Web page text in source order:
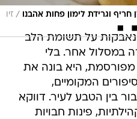
וגרידת לימון פחות אהבנו / זיו
על תשומת הלב
במסלול אחר. בלי
מפורסמת, היא בונה את
המקומיים,
בין הטבע לעיר. דווקא
פינות חבויות